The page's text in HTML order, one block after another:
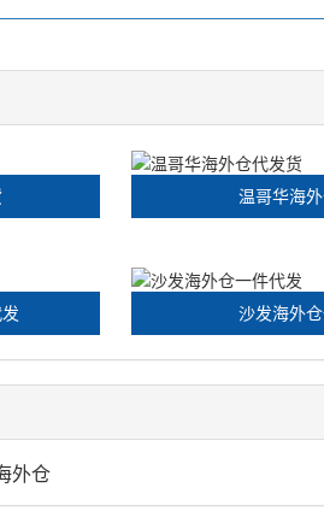
温哥华海
沙发海外
外仓